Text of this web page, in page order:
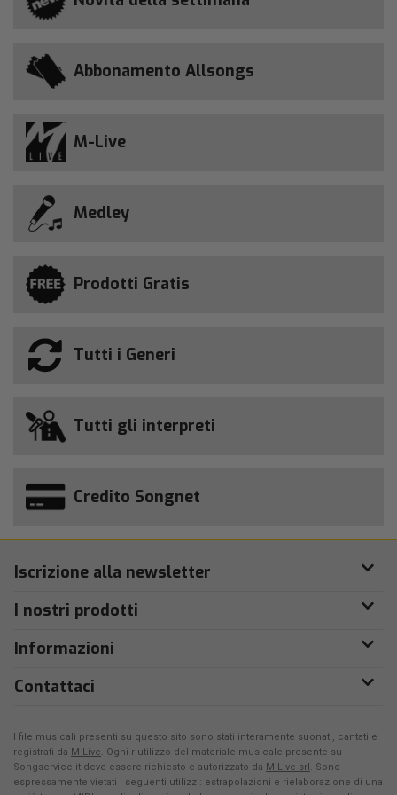
Abbonamento Allsongs
M-Live
Medley
Prodotti Gratis
Tutti i Generi
Tutti gli interpreti
Credito Songnet
Iscrizione alla newsletter
I nostri prodotti
Informazioni
Contattaci
I file musicali presenti su questo sito sono stati interamente suonati, cantati e
registrati da M-Live. Ogni riutilizzo del materiale musicale presente su
Songservice.it deve essere richiesto e autorizzato da M-Live srl. Sono
espressamente vietati i seguenti utilizzi: estrapolazioni e rielaborazione di una